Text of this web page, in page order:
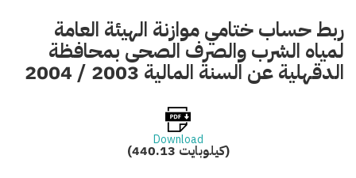
ربط حساب ختامي موازنة الهيئة العامة
لمياه الشرب والصرف الصحى بمحافظة
الدقهلية عن السنة المالية 2003 / 2004
Download
(440.13 كيلوبايت)